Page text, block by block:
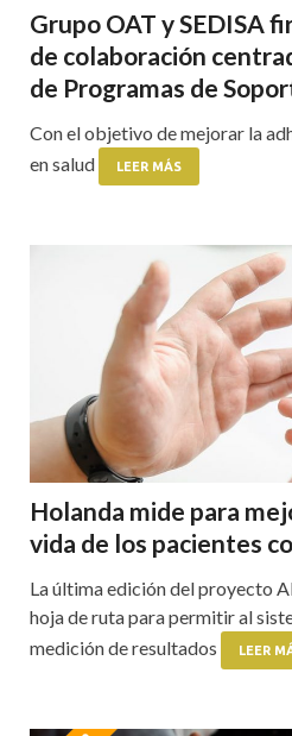
Grupo OAT y SEDISA
de colaboración
de Programas de
Con el objetivo de mejorar la
en salud
LEER MÁS
Holanda mide para
vida de los pacientes
La última edición del proyecto
hoja de ruta para permitir al
medición de resultados
LEER